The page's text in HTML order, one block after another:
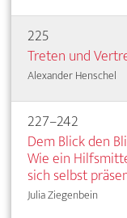
225
Treten und
Alexander Henschel
227–242
Dem Blick den
Wie ein
sich selbst
Julia Ziegenbein